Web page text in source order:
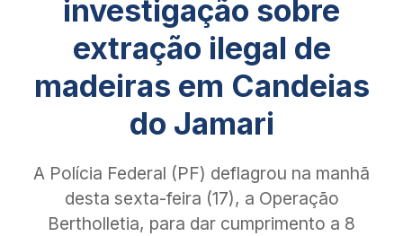
investigação sobre
extração ilegal de
madeiras em Candeias
do Jamari
A Polícia Federal (PF) deflagrou na manhã
desta sexta-feira (17), a Operação
Bertholletia, para dar cumprimento a 8